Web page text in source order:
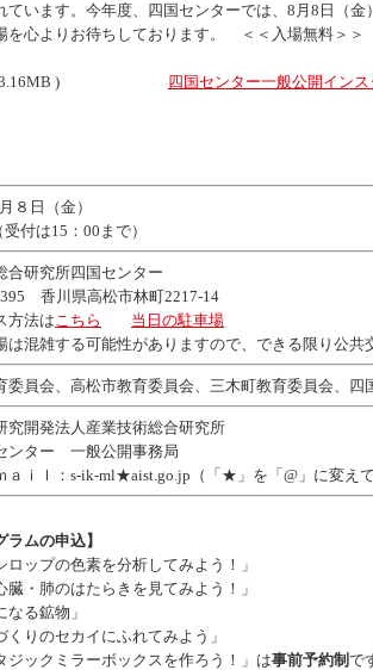
ています。今年度、四国センターでは、8月8日（
を心よりお待ちしております。 ＜＜入場無料＞＞
3.16MB ) 四国センター一般公開インス
８日（金）
付は15：00まで）
合研究所四国センター
川県高松市林町2217-14
法は こちら
当日の駐車場
る可能性がありますので、できる限り公共交
委員会、高松市教育委員会、三木町教育委員会、四
究開発法人産業技術総合研究所
一般公開事務局
s-ik-ml★aist.go.jp（「★」を「@」に変えて
ラムの申込】
ロップの色素を分析してみよう！」
臓・肺のはたらきを見てみよう！」
なる鉱物」
くりのセカイにふれてみよう」
ジックミラーボックスを作ろう！」は事前予約制 で